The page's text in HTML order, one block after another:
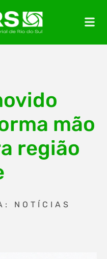
mão
região
NOTÍCIAS